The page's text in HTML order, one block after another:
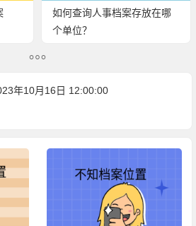
如何查询人事档案存放在哪
个单位？
年10月16日 12:00:00